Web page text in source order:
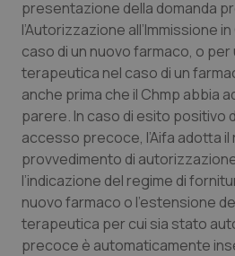
presentazione della domanda
l’Autorizzazione all’Immissione
caso di un nuovo farmaco, o
terapeutica nel caso di un
anche prima che il Chmp abbia
parere. In caso di esito positivo
accesso precoce, l’Aifa adotta il
provvedimento di
l’indicazione del regime di
nuovo farmaco o l’estensione
terapeutica per cui sia stato
precoce è automaticamente